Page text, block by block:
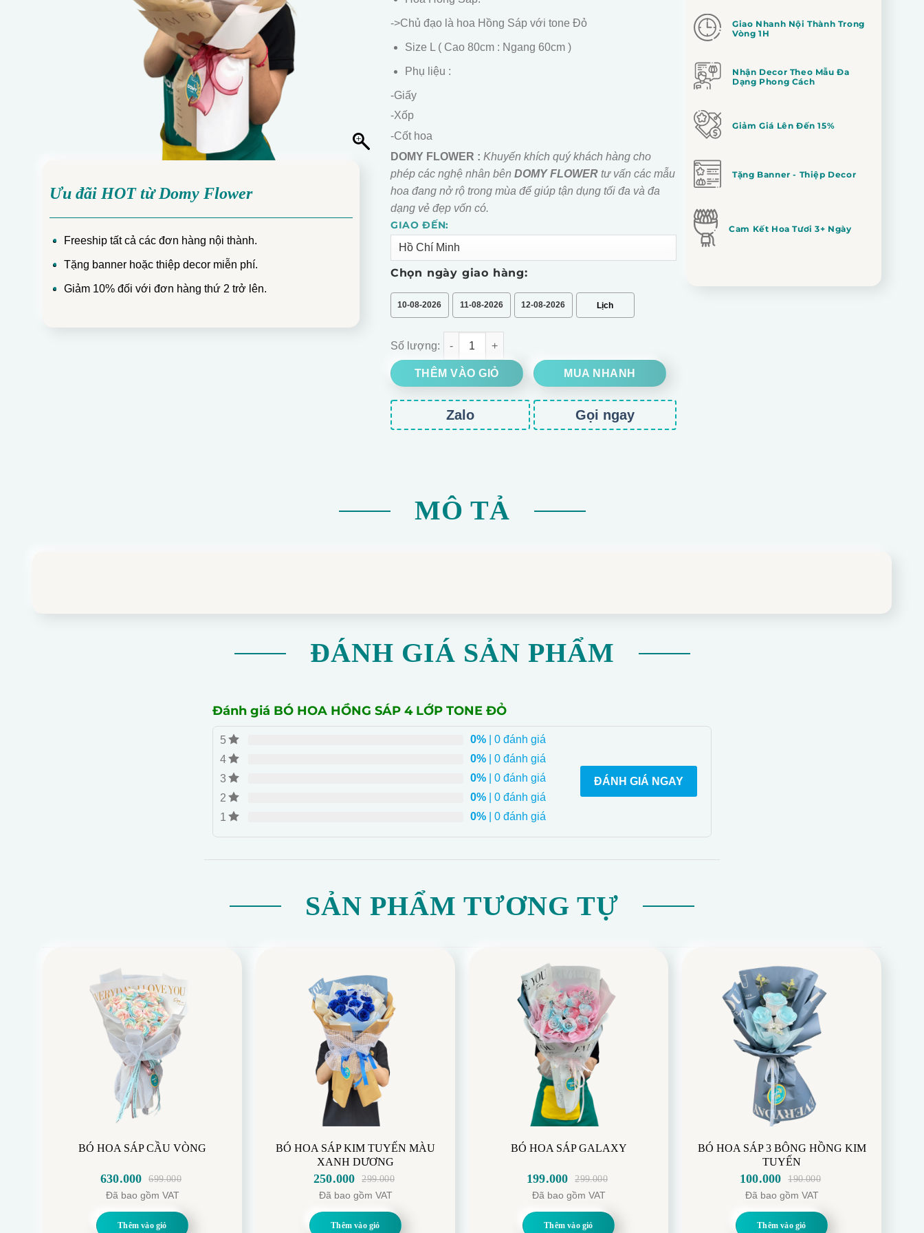
Ưu đãi HOT từ Domy Flower
Freeship tất cả các đơn hàng nội thành.
Tặng banner hoặc thiệp decor miễn phí.
Giảm 10% đối với đơn hàng thứ 2 trở lên.
->Chủ đạo là hoa Hồng Sáp với tone Đỏ
Size L ( Cao 80cm : Ngang 60cm )
Phụ liệu :
-Giấy
-Xốp
-Cốt hoa
DOMY FLOWER : Khuyến khích quý khách hàng cho
phép các nghệ nhân bên DOMY FLOWERtư vấn các mẫu
hoa đang nở rộ trong mùa để giúp tận dụng tối đa và đa
dạng vẻ đẹp vốn có.
GIAO ĐẾN:
Chọn ngày giao hàng:
10-08-2026 11-08-2026 12-08-2026
BÓ HOA HỒNG SÁP 4 LỚP TONE ĐỎ số lượng
THÊM VÀO GIỎ MUA NHANH
Alternative:
Zalo Gọi ngay
Giao Nhanh Nội Thành Trong
Vòng 1H
Nhận Decor Theo Mẫu Đa
Dạng Phong Cách
Giảm Giá Lên Đến 15%
Tặng Banner - Thiệp Decor
Cam Kết Hoa Tươi 3+ Ngày
MÔ TẢ
ĐÁNH GIÁ SẢN PHẨM
Đánh giá BÓ HOA HỒNG SÁP 4 LỚP TONE ĐỎ
5 0%| 0 đánh giá
4
0%| 0 đánh giá
3
0%| 0 đánh giá
2
0%| 0 đánh giá
1
0%| 0 đánh giá
ĐÁNH GIÁ NGAY
SẢN PHẨM TƯƠNG TỰ
BÓ HOA SÁP CẦU VÒNG
699.000
là:
630.000
tại
Đã bao gồm VAT
Thêm vào giỏ
BÓ HOA SÁP KIM TUYẾN MÀU
XANH DƯƠNG
299.000
là:
250.000
tại
Đã bao gồm VAT
Thêm vào giỏ
BÓ HOA SÁP GALAXY
299.000
là:
199.000
tại
Đã bao gồm VAT
Thêm vào giỏ
BÓ HOA SÁP 3 BÔNG HỒNG KIM
TUYẾN
190.000
là:
100.000
tại
Đã bao gồm VAT
Thêm vào giỏ